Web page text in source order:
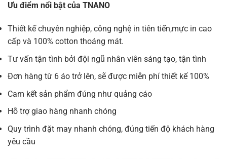
Ưu điểm nổi bật của TNANO
Thiết kế chuyên nghiệp, công nghệ in tiên tiến,mực in cao
cấp và 100% cotton thoáng mát.
Tư vấn tận tình bởi đội ngũ nhân viên sáng tạo, tận tình
Đơn hàng từ 6 áo trở lên, sẽ được miễn phí thiết kế 100%
Cam kết sản phẩm đúng như quảng cáo
Hỗ trợ giao hàng nhanh chóng
Quy trình đặt may nhanh chóng, đúng tiến độ khách hàng
yêu cầu